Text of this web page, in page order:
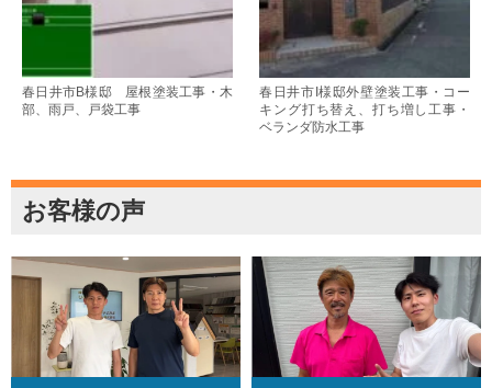
春日井市B様邸 屋根塗装工事・木
部、雨戸、戸袋工事
春日井市I様邸外壁塗装工事・コー
キング打ち替え、打ち増し工事・
ベランダ防水工事
お客様の声